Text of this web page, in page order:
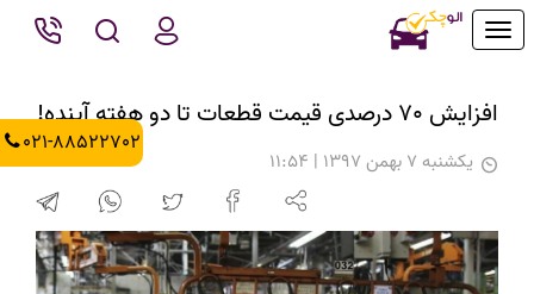
Toggle
021-88522702
افزایش 70 درصدی قیمت قطعات تا دو هفته آینده!
يكشنبه 7 بهمن 1397 | 11:54